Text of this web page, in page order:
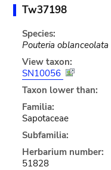
Tw37198
Species:
Pouteria oblanceolata
View taxon:
SN10056
Taxon lower than:
Familia:
Sapotaceae
Subfamilia:
Herbarium number:
51828